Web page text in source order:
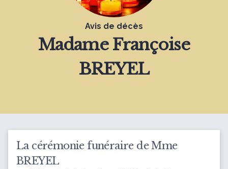
Avis de décès
Madame Françoise
BREYEL
La cérémonie funéraire de Mme
BREYEL